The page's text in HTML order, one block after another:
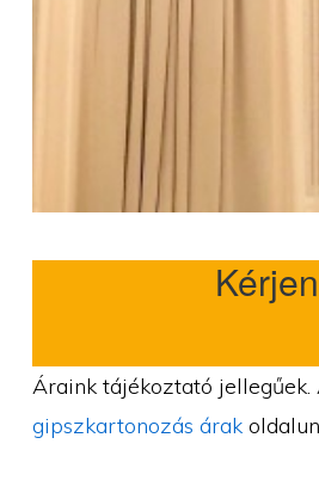
Áraink tájékoztató jellegűek.
gipszkartonozás árak